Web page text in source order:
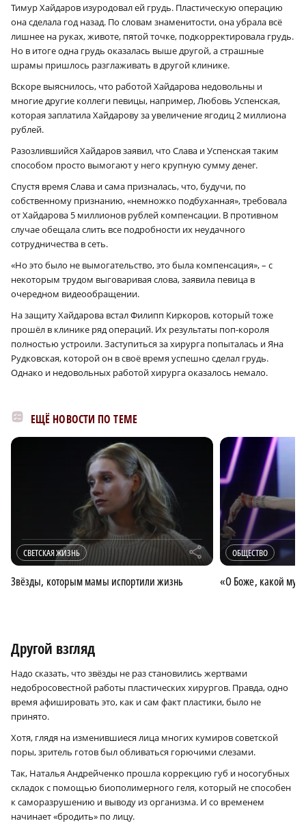
Тимур Хайдаров изуродовал ей грудь. Пластическую операцию
она сделала год назад. По словам знаменитости, она убрала всё
лишнее на руках, животе, пятой точке, подкорректировала грудь.
Но в итоге одна грудь оказалась выше другой, а страшные
шрамы пришлось разглаживать в другой клинике.
Вскоре выяснилось, что работой Хайдарова недовольны и
многие другие коллеги певицы, например, Любовь Успенская,
которая заплатила Хайдарову за увеличение ягодиц 2 миллиона
рублей.
Разозлившийся Хайдаров заявил, что Слава и Успенская таким
способом просто вымогают у него крупную сумму денег.
Спустя время Слава и сама призналась, что, будучи, по
собственному признанию, «немножко подбуханная», требовала
от Хайдарова 5 миллионов рублей компенсации. В противном
случае обещала слить все подробности их неудачного
сотрудничества в сеть.
«Но это было не вымогательство, это была компенсация», – с
некоторым трудом выговаривая слова, заявила певица в
очередном видеообращении.
На защиту Хайдарова встал Филипп Киркоров, который тоже
прошёл в клинике ряд операций. Их результаты поп-короля
полностью устроили. Заступиться за хирурга попыталась и Яна
Рудковская, которой он в своё время успешно сделал грудь.
Однако и недовольных работой хирурга оказалось немало.
ЕЩЁ НОВОСТИ ПО ТЕМЕ
СВЕТСКАЯ ЖИЗНЬ r
Звёзды, которым мамы испортили жизнь
ОБЩЕСТВО
«О Боже, какой
Другой взгляд
Надо сказать, что звёзды не раз становились жертвами
недобросовестной работы пластических хирургов. Правда, одно
время афишировать это, как и сам факт пластики, было не
принято.
Хотя, глядя на изменившиеся лица многих кумиров советской
поры, зритель готов был обливаться горючими слезами.
Так, Наталья Андрейченко прошла коррекцию губ и носогубных
складок с помощью биополимерного геля, который не способен
к саморазрушению и выводу из организма. И со временем
начинает «бродить» по лицу.